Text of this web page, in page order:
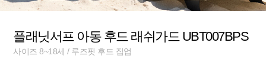
플래닛서프 아동 후드 래쉬가드 UBT007BPS
사이즈 8~18세 / 루즈핏 후드 집업